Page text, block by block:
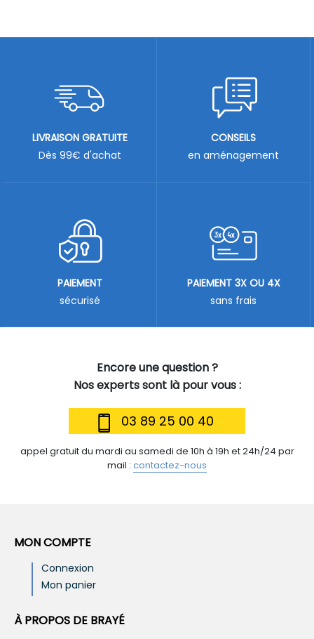
Encore une question ?
Nos experts sont là pour vous :
03 89 25 00 40
appel gratuit du mardi au samedi de 10h à 19h et 24h/24 par
mail : contactez-nous
LIVRAISON GRATUITE
Dès 99€ d'achat
CONSEILS
en aménagement
PAIEMENT
sécurisé
PAIEMENT 3X OU 4X
sans frais
MON COMPTE
Connexion
Mon panier
À PROPOS DE BRAYÉ